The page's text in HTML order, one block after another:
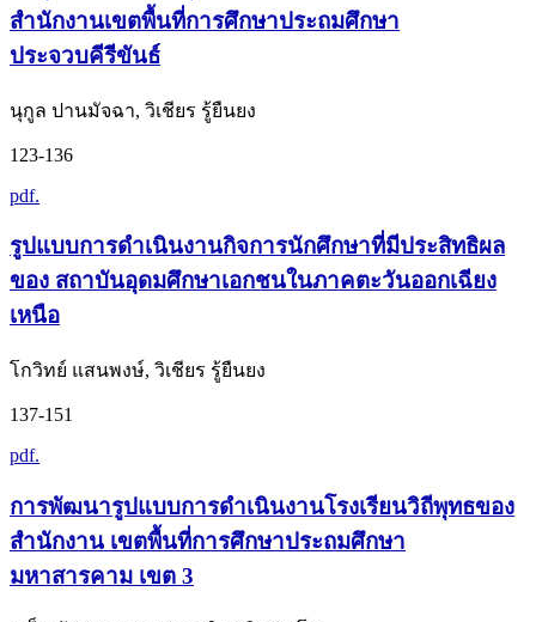
สำนักงานเขตพื้นที่การศึกษาประถมศึกษา
ประจวบคีรีขันธ์
นุกูล ปานมัจฉา, วิเชียร รู้ยืนยง
123-136
pdf.
รูปแบบการดำเนินงานกิจการนักศึกษาที่มีประสิทธิผล
ของ สถาบันอุดมศึกษาเอกชนในภาคตะวันออกเฉียง
เหนือ
โกวิทย์ แสนพงษ์, วิเชียร รู้ยืนยง
137-151
pdf.
การพัฒนารูปแบบการดำเนินงานโรงเรียนวิถีพุทธของ
สำนักงาน เขตพื้นที่การศึกษาประถมศึกษา
มหาสารคาม เขต 3